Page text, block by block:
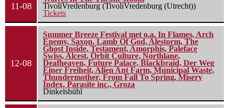
11-08
TivoliVredenburg (TivoliVredenburg (Utrecht))
Tickets
12-08
Summer Breeze Festival met o.a. In Flames, Arch
Enemy, Saxon, Lamb Of God, Alestorm, The
Ghost Inside, Testament, Amorphis, Paleface
Swiss, Alcest, Orbit Culture, Northlane,
Deafheaven, Future Palace, Blackbraid, Der Weg
Einer Freiheit, Alien Ant Farm, Municipal Waste,
Thundermother, From Fall To Spring, Misery
Index, Parasite inc., Groza
Dinkelsbühl